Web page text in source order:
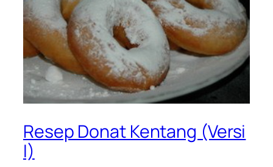
Resep Donat Kentang (Versi
I)